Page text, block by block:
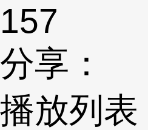
157
分享：
播放列表